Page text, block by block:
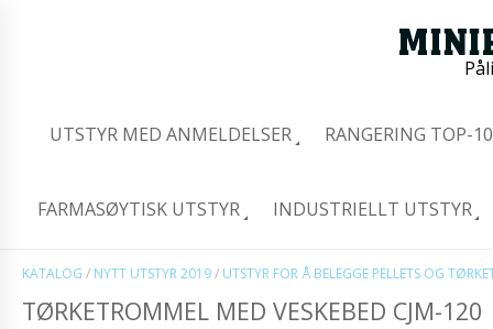
UTSTYR MED ANMELDELSER RANGERING TOP-
FARMASØYTISK UTSTYR INDUSTRIELLT UTSTYR
KATALOG / NYTT UTSTYR 2019/ UTSTYR FOR Å BELEGGE PELLETS OG
TØRKETROMMEL MED VESKEBED CJM-120